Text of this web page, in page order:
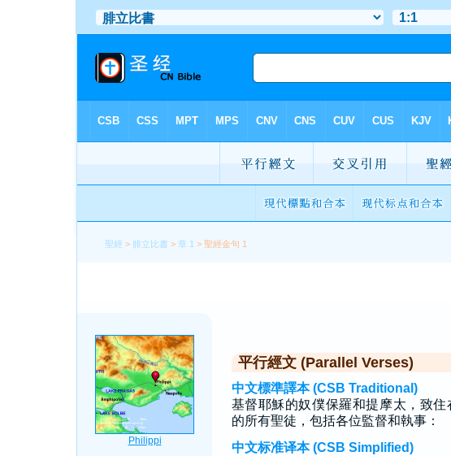
聖經 > 腓立比書 > 章 1 > 聖經金句 1
平行經文 (Parallel Verses)
中文標準譯本 (CSB Traditional)
基督耶穌的奴僕保羅和提摩太，致
的所有聖徒，包括各位監督和執事：
中文标准译本 (CSB Simplified)